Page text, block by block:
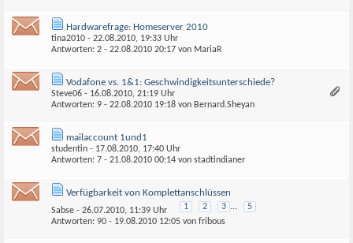
Hardwarefrage: Homeserver 2010
tina2010 - 22.08.2010, 19:33 Uhr
Antworten: 2 - 22.08.2010 20:17 von MariaR
Vodafone vs. 1&1: Geschwindigkeitsunterschiede?
Steve06 - 16.08.2010, 21:19 Uhr
Antworten: 9 - 22.08.2010 19:18 von Bernard.Sheyan
mailaccount 1und1
studentin - 17.08.2010, 17:40 Uhr
Antworten: 7 - 21.08.2010 00:14 von stadtindianer
Verfügbarkeit von Komplettanschlüssen
Sabse - 26.07.2010, 11:39 Uhr 1 2 3 ...
5
Antworten: 90 - 19.08.2010 12:05 von fribous